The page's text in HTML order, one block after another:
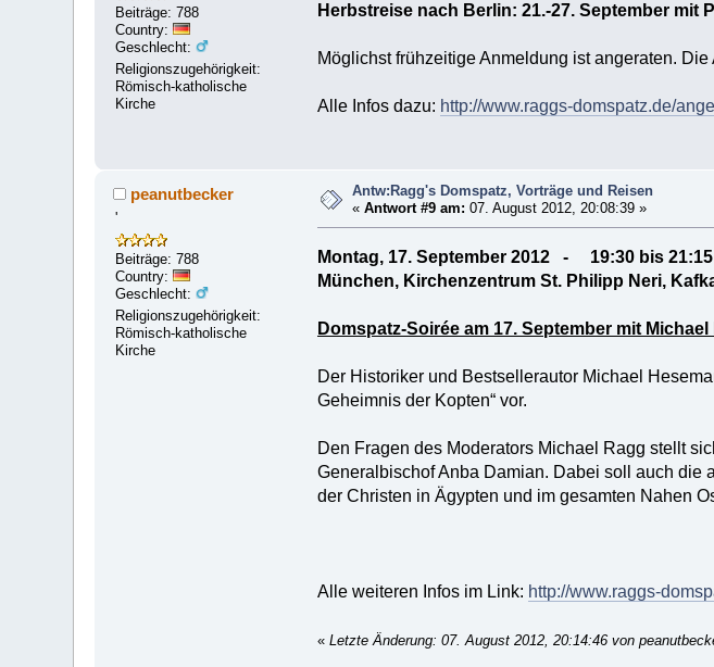
Beiträge: 788
Country:
Geschlecht:
Religionszugehörigkeit:
Römisch-katholische
Kirche
Herbstreise nach Berlin: 21.-27. September mit
Möglichst frühzeitige Anmeldung ist angeraten.
Alle Infos dazu: http://www.raggs-domspatz.de/
peanutbecker
'
Beiträge: 788
Country:
Geschlecht:
Religionszugehörigkeit:
Römisch-katholische
Kirche
Antw:Ragg's Domspatz, Vorträge und Reisen
«Antwort #9 am: 07. August 2012, 20:08:39 »
Montag, 17. September 2012 - 19:30 bis
München, Kirchenzentrum St. Philipp Neri,
Domspatz-Soirée am 17. September mit
Der Historiker und Bestsellerautor Michael
Geheimnis der Kopten“ vor.
Den Fragen des Moderators Michael Ragg stellt
Generalbischof Anba Damian. Dabei soll auch die
der Christen in Ägypten und im gesamten Nahen
Alle weiteren Infos im Link: http://www.raggs-
« Letzte Änderung: 07. August 2012, 20:14:46 von